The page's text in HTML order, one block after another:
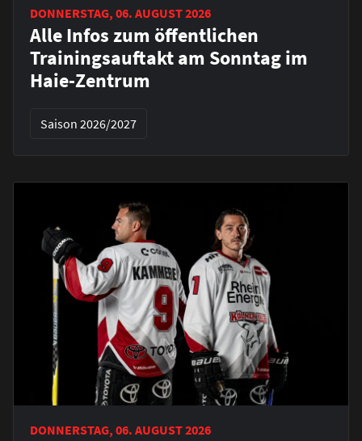
DONNERSTAG, 06. AUGUST 2026
Alle Infos zum öffentlichen
Trainingsauftakt am Sonntag im
Haie-Zentrum
Saison 2026/2027
DONNERSTAG, 06. AUGUST 2026